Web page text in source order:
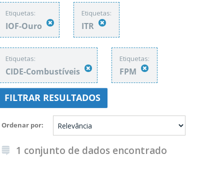
Etiquetas:
IOF-Ouro
Etiquetas:
ITR
Etiquetas:
CIDE-Combustíveis
Etiquetas:
FPM
FILTRAR RESULTADOS
Ordenar por
1 conjunto de dados encontrado